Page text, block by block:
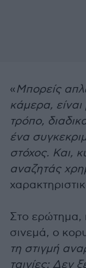
«Μπορείς
κάμερα,
τρόπο,
ένα
στόχος. Και,
αναζητάς
Στο ερώτημα,
σινεμά, ο
τη στιγμή
ταινίες; Δεν